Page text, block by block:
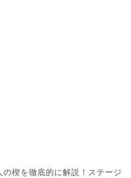
楔を徹底的に解説！ステージ